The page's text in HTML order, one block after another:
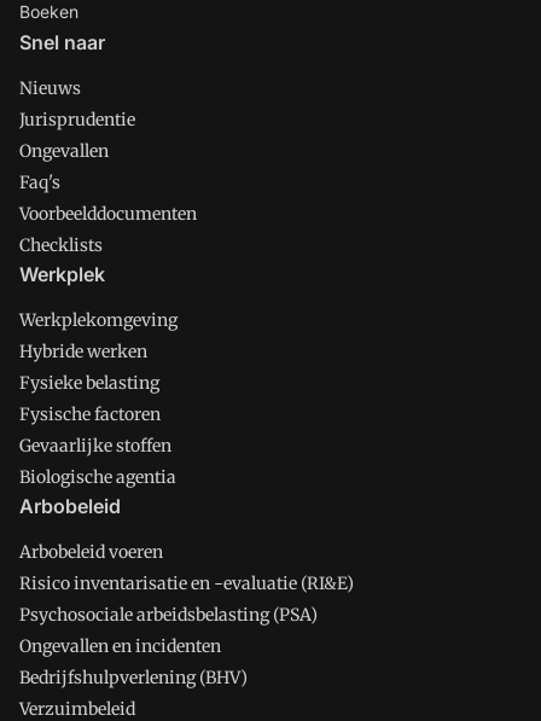
Boeken
Snel naar
Nieuws
Jurisprudentie
Ongevallen
Faq's
Voorbeelddocumenten
Checklists
Werkplek
Werkplekomgeving
Hybride werken
Fysieke belasting
Fysische factoren
Gevaarlijke stoffen
Biologische agentia
Arbobeleid
Arbobeleid voeren
Risico inventarisatie en -evaluatie (RI&E)
Psychosociale arbeidsbelasting (PSA)
Ongevallen en incidenten
Bedrijfshulpverlening (BHV)
Verzuimbeleid